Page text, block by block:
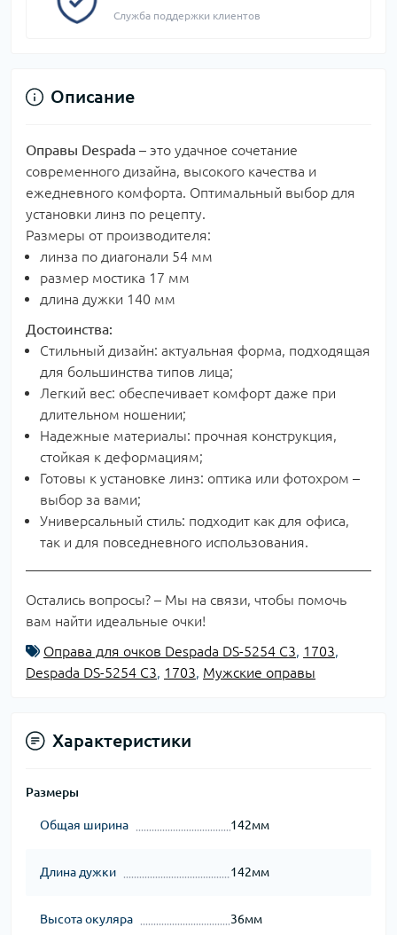
Служба поддержки клиентов
Описание
Оправы Despada – это удачное сочетание
современного дизайна, высокого качества и
ежедневного комфорта. Оптимальный выбор для
установки линз по рецепту.
Размеры от производителя:
линза по диагонали 54 мм
размер мостика 17 мм
длина дужки 140 мм
Достоинства:
Стильный дизайн: актуальная форма, подходящая
для большинства типов лица;
Легкий вес: обеспечивает комфорт даже при
длительном ношении;
Надежные материалы: прочная конструкция,
стойкая к деформациям;
Готовы к установке линз: оптика или фотохром –
выбор за вами;
Универсальный стиль: подходит как для офиса,
так и для повседневного использования.
Остались вопросы? – Мы на связи, чтобы помочь
вам найти идеальные очки!
Оправа для очков Despada DS-5254 C3, 1703,
Despada DS-5254 C3, 1703, Мужские оправы
Характеристики
Размеры
Общая ширина 142мм
Длина дужки 142мм
Высота окуляра 36мм